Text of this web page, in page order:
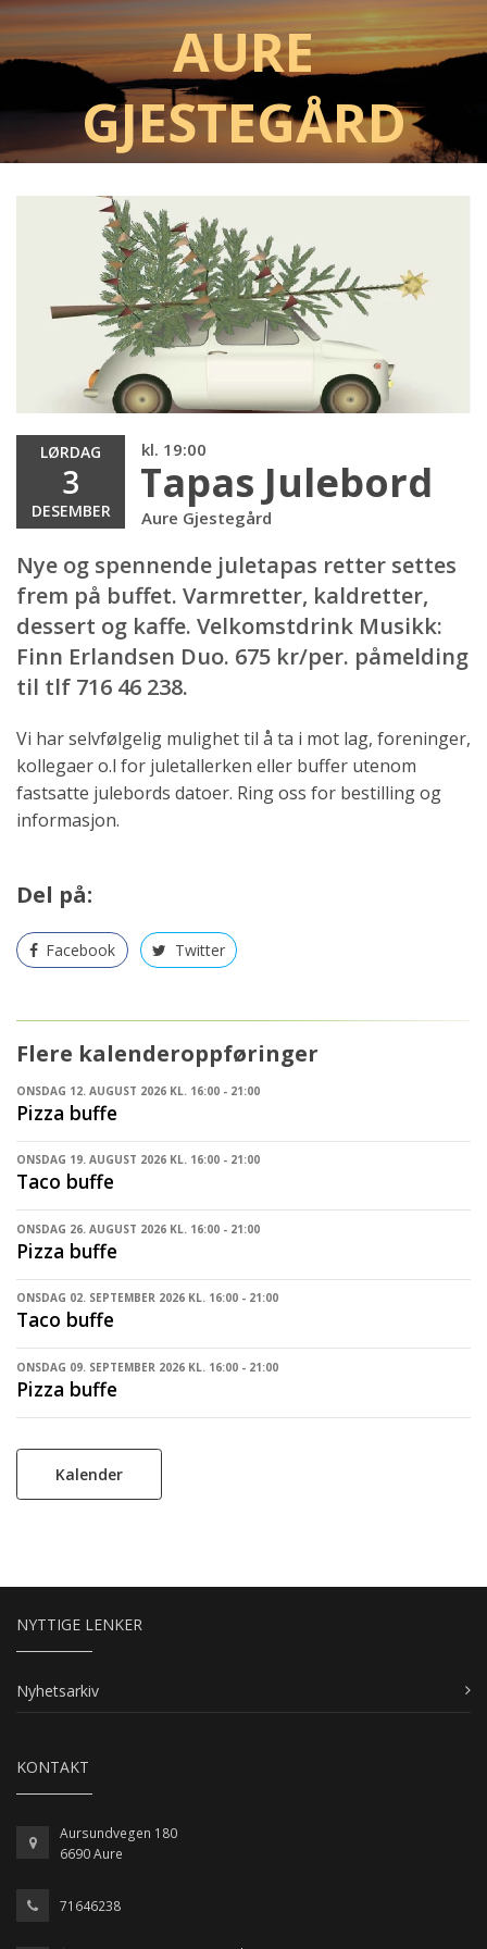
Aure
Gjestegård
LØRDAG
3
DESEMBER
kl. 19:00
Tapas Julebord
Aure Gjestegård
Nye og spennende juletapas retter settes
frem på buffet. Varmretter, kaldretter,
dessert og kaffe. Velkomstdrink Musikk:
Finn Erlandsen Duo. 675 kr/per. påmelding
til tlf 716 46 238.
Vi har selvfølgelig mulighet til å ta i mot lag, foreninger,
kollegaer o.l for juletallerken eller buffer utenom
fastsatte julebords datoer. Ring oss for bestilling og
informasjon.
Del på:
Facebook Twitter
Flere kalenderoppføringer
ONSDAG 12. AUGUST 2026 KL. 16:00 - 21:00
Pizza buffe
ONSDAG 19. AUGUST 2026 KL. 16:00 - 21:00
Taco buffe
ONSDAG 26. AUGUST 2026 KL. 16:00 - 21:00
Pizza buffe
ONSDAG 02. SEPTEMBER 2026 KL. 16:00 - 21:00
Taco buffe
ONSDAG 09. SEPTEMBER 2026 KL. 16:00 - 21:00
Pizza buffe
Kalender
NYTTIGE LENKER
Nyhetsarkiv
KONTAKT
Aursundvegen 180
6690 Aure
71646238